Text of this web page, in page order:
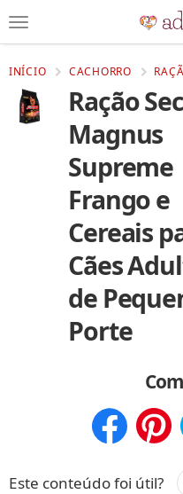
INÍCIO CACHORRO
Ração
Magnus
Supreme
Frango e
Cereais
Cães
de
Porte
Este conteúdo foi útil?